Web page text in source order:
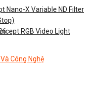
Nano-X Variable ND Filter
RGB Video Light